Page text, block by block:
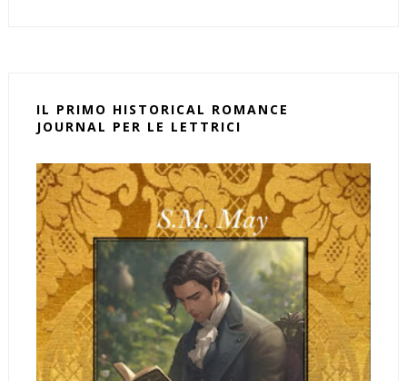
IL PRIMO HISTORICAL ROMANCE
JOURNAL PER LE LETTRICI